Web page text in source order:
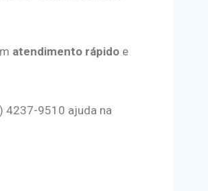
atendimento rápido e
4237-9510 ajuda na